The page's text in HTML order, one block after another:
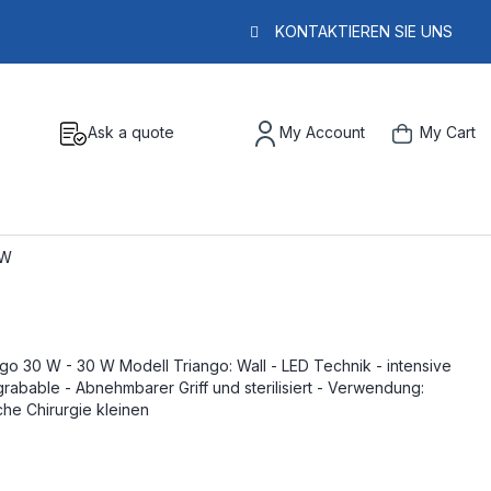
KONTAKTIEREN SIE UNS
Ask a quote My Account My Cart
30 W - 30 W Modell Triango: Wall - LED Technik - intensive
- Abnehmbarer Griff und sterilisiert - Verwendung:
Chirurgie kleinen